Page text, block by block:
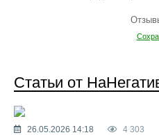
Статьи от
26.05.2026 14:18 4 303